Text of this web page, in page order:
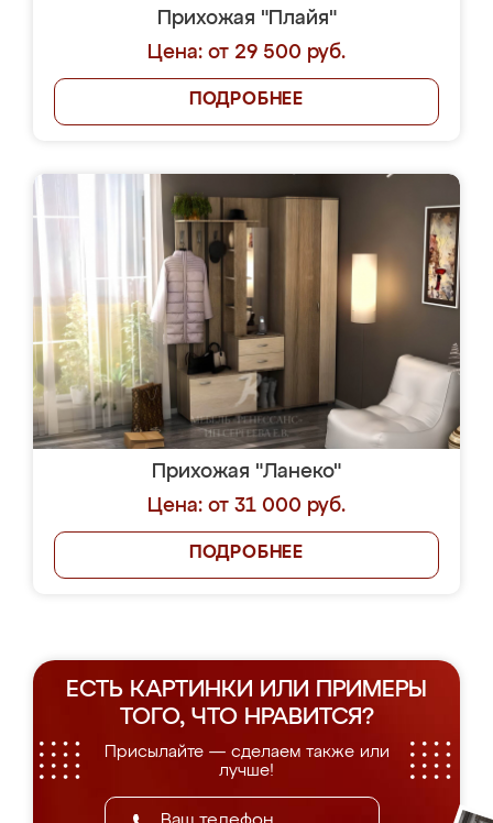
Прихожая "Плайя"
Цена: от 29 500 руб.
ПОДРОБНЕЕ
Прихожая "Ланеко"
Цена: от 31 000 руб.
ПОДРОБНЕЕ
ЕСТЬ КАРТИНКИ ИЛИ ПРИМЕРЫ
ТОГО, ЧТО НРАВИТСЯ?
Присылайте — сделаем также или
лучше!